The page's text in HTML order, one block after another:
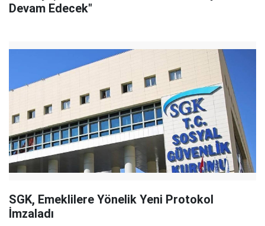
Devam Edecek"
SGK, Emeklilere Yönelik Yeni Protokol
İmzaladı